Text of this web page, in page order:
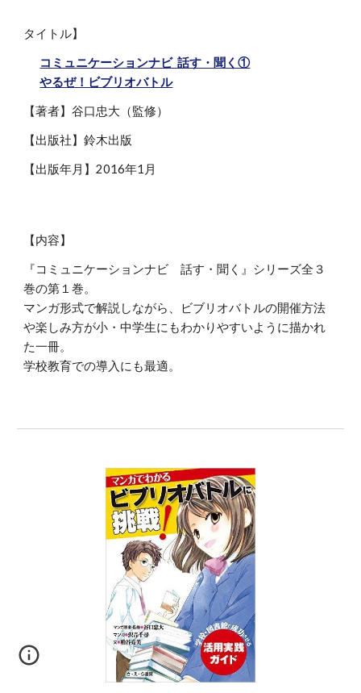
タイトル】
コミュニケーションナビ 話す・聞く①
やるぜ！ビブリオバトル
【著者】谷口忠大（監修）
【出版社】鈴木出版
【出版年月】2016年1月
【内容】
『コミュニケーションナビ 話す・聞く』シリーズ全３
巻の第１巻。
マンガ形式で解説しながら
ビブリオバトルの開催方法
や楽しみ方が小・中学生にもわかりやすいように描かれ
た一冊。
学校教育での導入にも最適。